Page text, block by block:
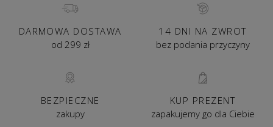
DARMOWA DOSTAWA
od 299 zł
14 DNI NA ZWROT
bez podania przyczyny
BEZPIECZNE
zakupy
KUP PREZENT
zapakujemy go dla Ciebie